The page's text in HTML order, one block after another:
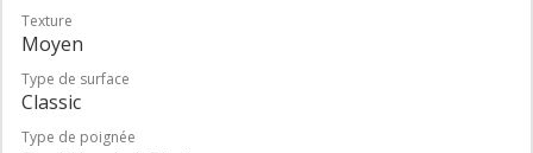
Texture
Moyen
Type de surface
Classic
Type de poignée